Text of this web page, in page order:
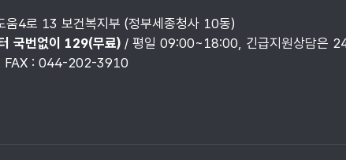
4로 13 보건복지부 (정부세종청사 10동)
국번없이 129(무료) / 평일 09:00~18:00, 긴급지원상담은
FAX : 044-202-3910